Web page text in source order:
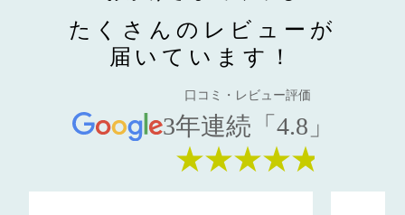
たくさんのレビューが
届いています！
口コミ・レビュー評価
3年連続「4.8」
★★★★★